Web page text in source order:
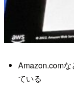
Amazon.com
ている